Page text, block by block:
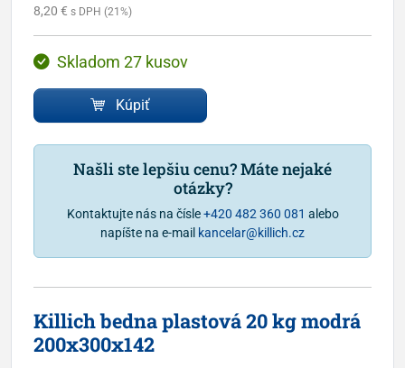
8,20 € s DPH (21%)
Skladom 27 kusov
Kúpiť
Našli ste lepšiu cenu? Máte nejaké
otázky?
Kontaktujte nás na čísle+420 482 360 081 alebo
napíšte na e-mail kancelar@killich.cz
Killich bedna plastová 20 kg modrá
200x300x142